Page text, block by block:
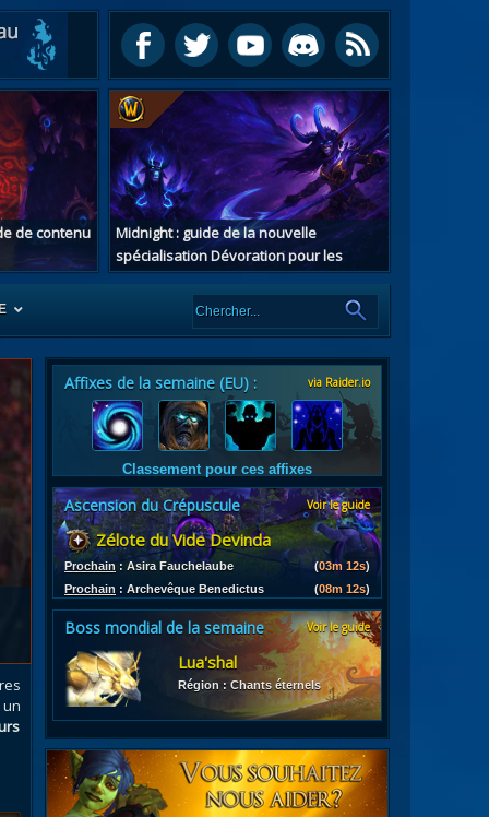
de contenu
Midnight : guide de la nouvelle
spécialisation Dévoration pour les
chasseurs de démons
d'armures
Affixes de la semaine (EU) : via Raider.io
Classement pour ces affixes
Ascension du Crépuscule Voir le guide
Zélote du Vide Devinda
Prochain : Asira Fauchelaube (03m 11s)
Prochain : Archevêque Benedictus (08m 11s)
Boss mondial de la semaine Voir le guide
Lua'shal
Région : Chants éternels